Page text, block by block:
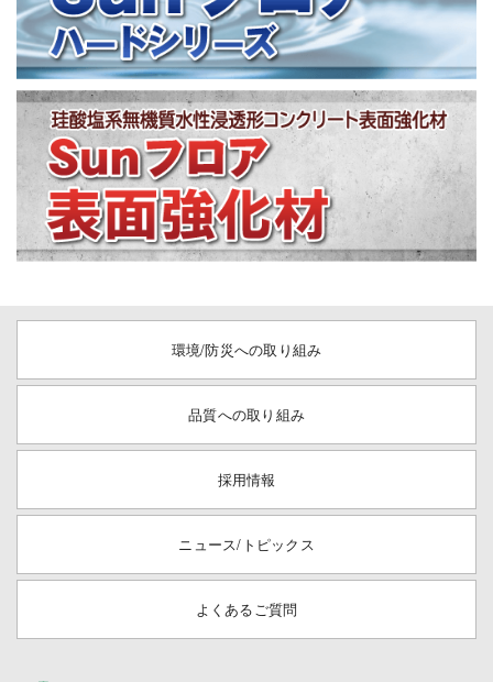
環境/防災への取り組み
品質への取り組み
採用情報
ニュース/トピックス
よくあるご質問